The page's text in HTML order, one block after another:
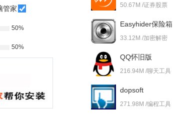
管家
50%
50%
50.67M /证券股票
Easyhider保险箱
33.12M /加密解密
QQ怀旧版
216.94M /聊天工具
dopsoft
271.98M /编程工具